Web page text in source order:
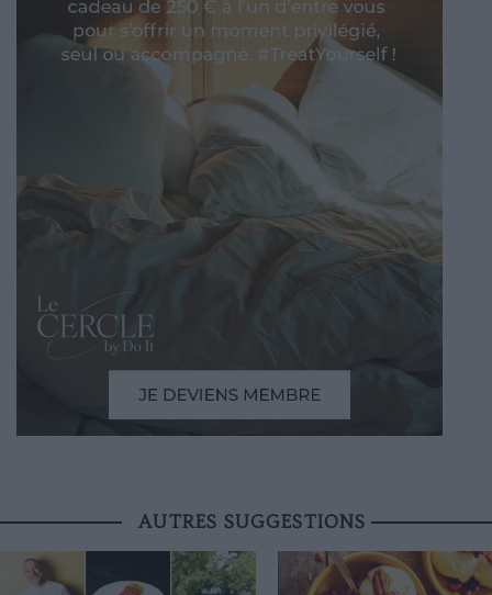
AUTRES SUGGESTIONS